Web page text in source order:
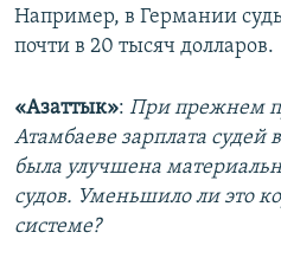
Например, в Германии
почти в 20 тысяч долларов.
«Азаттык»: При прежнем
Атамбаеве зарплата судей
была улучшена
судов. Уменьшило ли это
системе?